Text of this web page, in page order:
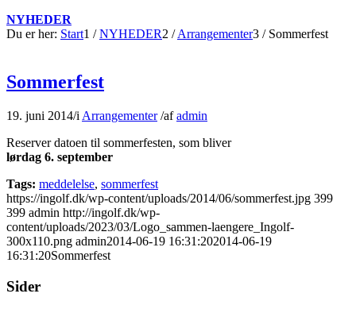
NYHEDER
Du er her: Start1 / NYHEDER2 / Arrangementer3 / Sommerfest
Sommerfest
19. juni 2014/i Arrangementer /afadmin
Reserver datoen til sommerfesten, som bliver
lørdag 6. september
Tags: meddelelse, sommerfest
https://ingolf.dk/wp-content/uploads/2014/06/sommerfest.jpg 399
399 admin http://ingolf.dk/wp-
content/uploads/2023/03/Logo_sammen-laengere_Ingolf-
300x110.png admin2014-06-19 16:31:202014-06-19
16:31:20Sommerfest
Sider